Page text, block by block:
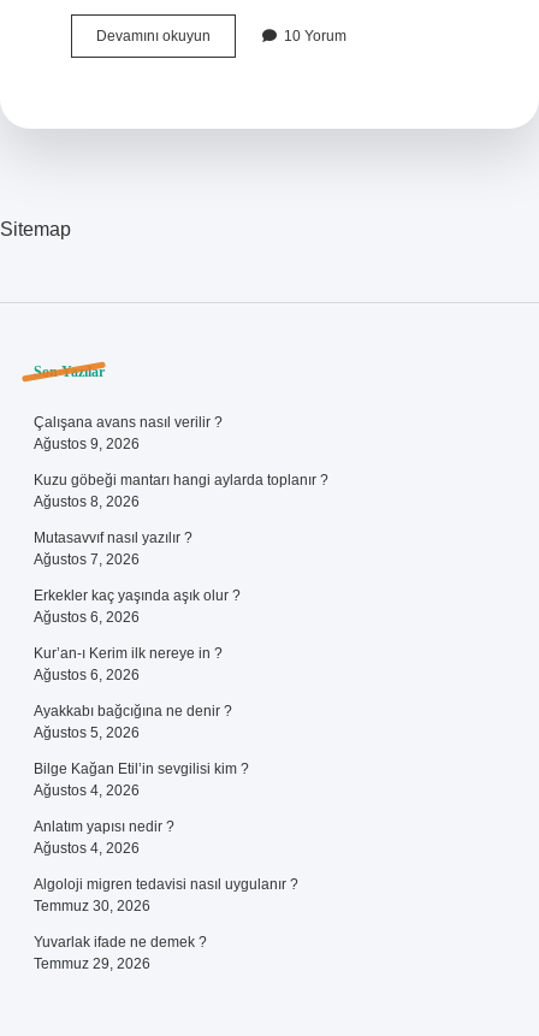
Devamını okuyunSiyasal
Karşıtı
10 Yorum
Sitemap
Sidebar
Son Yazılar
Çalışana avans nasıl verilir ?
Ağustos 9, 2026
Kuzu göbeği mantarı hangi aylarda toplanır ?
Ağustos 8, 2026
Mutasavvıf nasıl yazılır ?
Ağustos 7, 2026
Erkekler kaç yaşında aşık olur ?
Ağustos 6, 2026
Kur’an-ı Kerim ilk nereye in ?
Ağustos 6, 2026
Ayakkabı bağcığına ne denir ?
Ağustos 5, 2026
Bilge Kağan Etil’in sevgilisi kim ?
Ağustos 4, 2026
Anlatım yapısı nedir ?
Ağustos 4, 2026
Algoloji migren tedavisi nasıl uygulanır ?
Temmuz 30, 2026
Yuvarlak ifade ne demek ?
Temmuz 29, 2026